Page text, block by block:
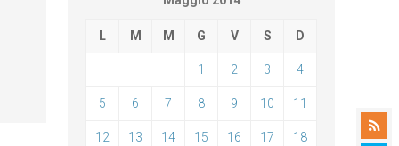
L M M G V S D
1 2 3 4
5 6 7 8 9 10 11
12 13 14 15 16 17 18